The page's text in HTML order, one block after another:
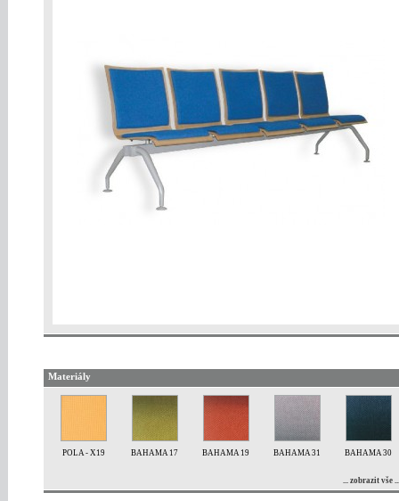
Materiály
POLA - X19 BAHAMA 17 BAHAMA 19 BAHAMA 31 BAHAMA 30
... zobrazit vše ...